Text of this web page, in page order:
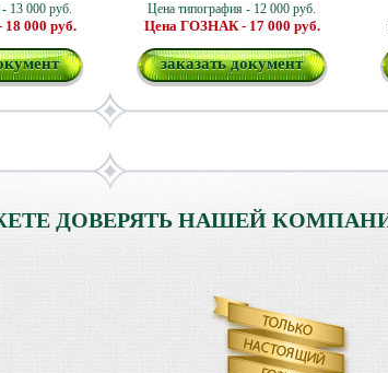
13 000 руб.
000 руб.
Цена типография - 12 000 руб.
Цена ГОЗНАК - 17 000 руб.
заказать документ
ДОВЕРЯТЬ НАШЕЙ